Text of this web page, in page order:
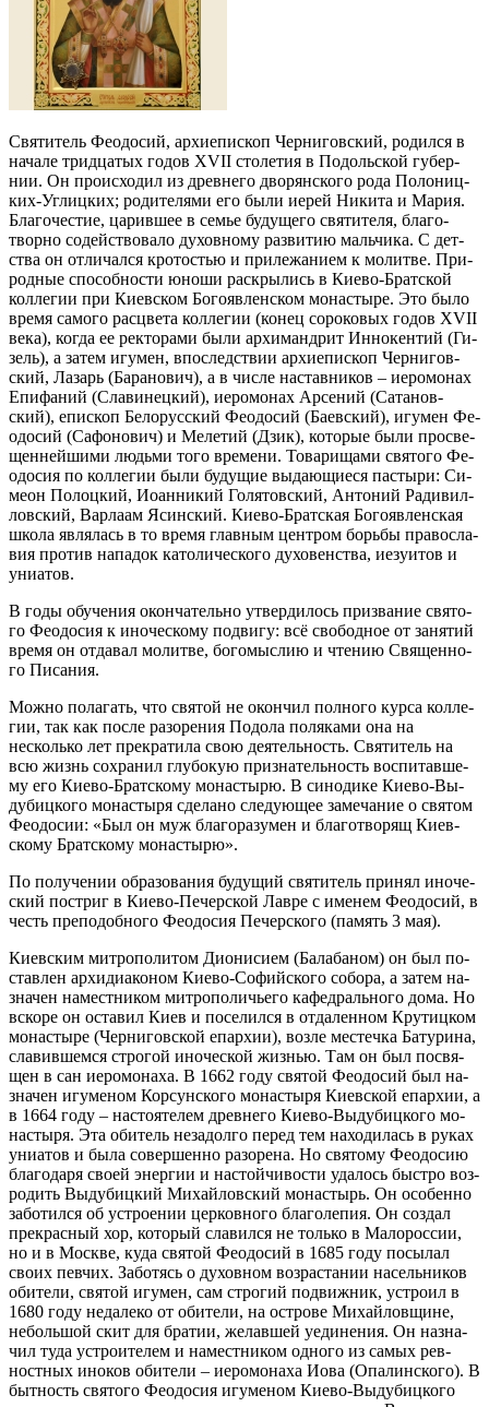
Свя­ти­тель Фе­о­до­сий, ар­хи­епи­скоп Чер­ни­гов­ский, ро­дил­ся в
на­ча­ле трид­ца­тых го­дов XVII сто­ле­тия в По­доль­ской гу­бер­
нии. Он про­ис­хо­дил из древ­не­го дво­рян­ско­го ро­да По­ло­ниц­
ких-Уг­лиц­ких; ро­ди­те­ля­ми его бы­ли иерей Ни­ки­та и Ма­рия.
Бла­го­че­стие, ца­рив­шее в се­мье бу­ду­ще­го свя­ти­те­ля, бла­го­
твор­но со­дей­ство­ва­ло ду­хов­но­му раз­ви­тию маль­чи­ка. С дет­
ства он от­ли­чал­ся кро­то­стью и при­ле­жа­ни­ем к мо­лит­ве. При­
род­ные спо­соб­но­сти юно­ши рас­кры­лись в Ки­е­во-Брат­ской
кол­ле­гии при Ки­ев­ском Бо­го­яв­лен­ском мо­на­сты­ре. Это бы­ло
вре­мя са­мо­го рас­цве­та кол­ле­гии (ко­нец со­ро­ко­вых го­дов XVII
ве­ка), ко­гда ее рек­то­ра­ми бы­ли ар­хи­манд­рит Ин­но­кен­тий (Ги­
зель), а за­тем игу­мен, впо­след­ствии ар­хи­епи­скоп Чер­ни­гов­
ский, Ла­зарь (Ба­ра­но­вич), а в чис­ле на­став­ни­ков – иеро­мо­нах
Епи­фа­ний (Сла­ви­нец­кий), иеро­мо­нах Ар­се­ний (Са­та­нов­
ский), епи­скоп Бе­ло­рус­ский Фе­о­до­сий (Ба­ев­ский), игу­мен Фе­
о­до­сий (Са­фо­но­вич) и Ме­ле­тий (Дзик), ко­то­рые бы­ли про­све­
щен­ней­ши­ми людь­ми то­го вре­ме­ни. То­ва­ри­ща­ми свя­то­го Фе­
о­до­сия по кол­ле­гии бы­ли бу­ду­щие вы­да­ю­щи­е­ся пас­ты­ри: Си­
ме­он По­лоц­кий, Иоан­ни­кий Го­ля­тов­ский, Ан­то­ний Ра­ди­вил­
лов­ский, Вар­ла­ам Ясин­ский. Ки­е­во-Брат­ская Бо­го­яв­лен­ская
шко­ла яв­ля­лась в то вре­мя глав­ным цен­тром борь­бы пра­во­сла­
вия про­тив на­па­док ка­то­ли­че­ско­го ду­хо­вен­ства, иезу­и­тов и
уни­а­тов.
В го­ды обу­че­ния окон­ча­тель­но утвер­ди­лось при­зва­ние свя­то­
го Фе­о­до­сия к ино­че­ско­му по­дви­гу: всё сво­бод­ное от за­ня­тий
вре­мя он от­да­вал мо­лит­ве, бо­го­мыс­лию и чте­нию Свя­щен­но­
го Пи­са­ния.
Мож­но по­ла­гать, что свя­той не окон­чил пол­но­го кур­са кол­ле­
гии, так как по­сле ра­зо­ре­ния По­до­ла по­ля­ка­ми она на
несколь­ко лет пре­кра­ти­ла свою де­я­тель­ность. Свя­ти­тель на
всю жизнь со­хра­нил глу­бо­кую при­зна­тель­ность вос­пи­тав­ше­
му его Ки­е­во-Брат­ско­му мо­на­сты­рю. В си­но­ди­ке Ки­е­во-Вы­
ду­биц­ко­го мо­на­сты­ря сде­ла­но сле­ду­ю­щее за­ме­ча­ние о свя­том
Фе­о­до­сии: «Был он муж бла­го­ра­зу­мен и бла­го­тво­рящ Ки­ев­
ско­му Брат­ско­му мо­на­сты­рю».
По по­лу­че­нии об­ра­зо­ва­ния бу­ду­щий свя­ти­тель при­нял ино­че­
ский по­стриг в Ки­е­во-Пе­чер­ской Лав­ре с име­нем Фе­о­до­сий, в
честь пре­по­доб­но­го Фе­о­до­сия Пе­чер­ско­го (па­мять 3 мая).
Ки­ев­ским мит­ро­по­ли­том Ди­о­ни­си­ем (Ба­ла­ба­ном) он был по­
став­лен ар­хи­ди­а­ко­ном Ки­е­во-Со­фий­ско­го со­бо­ра, а за­тем на­
зна­чен на­мест­ни­ком мит­ро­по­ли­чье­го ка­фед­раль­но­го до­ма. Но
вско­ре он оста­вил Ки­ев и по­се­лил­ся в от­да­лен­ном Кру­тиц­ком
мо­на­сты­ре (Чер­ни­гов­ской епар­хии), воз­ле ме­стеч­ка Ба­ту­ри­на,
сла­вив­шем­ся стро­гой ино­че­ской жиз­нью. Там он был по­свя­
щен в сан иеро­мо­на­ха. В 1662 го­ду свя­той Фе­о­до­сий был на­
зна­чен игу­ме­ном Кор­сун­ско­го мо­на­сты­ря Ки­ев­ской епар­хии, а
в 1664 го­ду – на­сто­я­те­лем древ­не­го Ки­е­во-Вы­ду­биц­ко­го мо­
на­сты­ря. Эта оби­тель неза­дол­го пе­ред тем на­хо­ди­лась в ру­ках
уни­а­тов и бы­ла со­вер­шен­но ра­зо­ре­на. Но свя­то­му Фе­о­до­сию
бла­го­да­ря сво­ей энер­гии и на­стой­чи­во­сти уда­лось быст­ро воз­
ро­дить Вы­ду­биц­кий Ми­хай­лов­ский мо­на­стырь. Он осо­бен­но
за­бо­тил­ся об устро­е­нии цер­ков­но­го бла­го­ле­пия. Он со­здал
пре­крас­ный хор, ко­то­рый сла­вил­ся не толь­ко в Ма­ло­рос­сии,
но и в Москве, ку­да свя­той Фе­о­до­сий в 1685 го­ду по­сы­лал
сво­их пев­чих. За­бо­тясь о ду­хов­ном воз­рас­та­нии на­сель­ни­ков
оби­те­ли, свя­той игу­мен, сам стро­гий по­движ­ник, устро­ил в
1680 го­ду неда­ле­ко от оби­те­ли, на ост­ро­ве Ми­хай­лов­щине,
неболь­шой скит для бра­тии, же­лав­шей уеди­не­ния. Он на­зна­
чил ту­да устро­и­те­лем и на­мест­ни­ком од­но­го из са­мых рев­
ност­ных ино­ков оби­те­ли – иеро­мо­на­ха Иова (Опа­лин­ско­го). В
быт­ность свя­то­го Фе­о­до­сия игу­ме­ном Ки­е­во-Вы­ду­биц­ко­го